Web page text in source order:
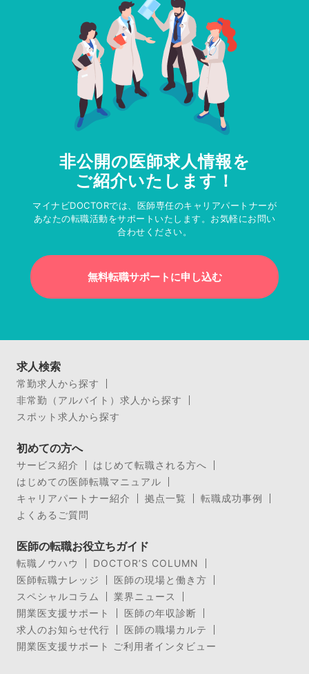
非公開の医師求人情報を
ご紹介いたします！
マイナビDOCTORでは、医師専任のキャリアパートナーが
あなたの転職活動をサポートいたします。お気軽にお問い
合わせください。
無料転職サポートに申し込む
求人検索
常勤求人から探す
非常勤（アルバイト）求人から探す
スポット求人から探す
初めての方へ
サービス紹介
はじめて転職される方へ
はじめての医師転職マニュアル
キャリアパートナー紹介
拠点一覧
転職成功事例
よくあるご質問
医師の転職お役立ちガイド
転職ノウハウ
DOCTOR’S COLUMN
医師転職ナレッジ
医師の現場と働き方
スペシャルコラム
業界ニュース
開業医支援サポート
医師の年収診断
求人のお知らせ代行
医師の職場カルテ
開業医支援サポート ご利用者インタビュー